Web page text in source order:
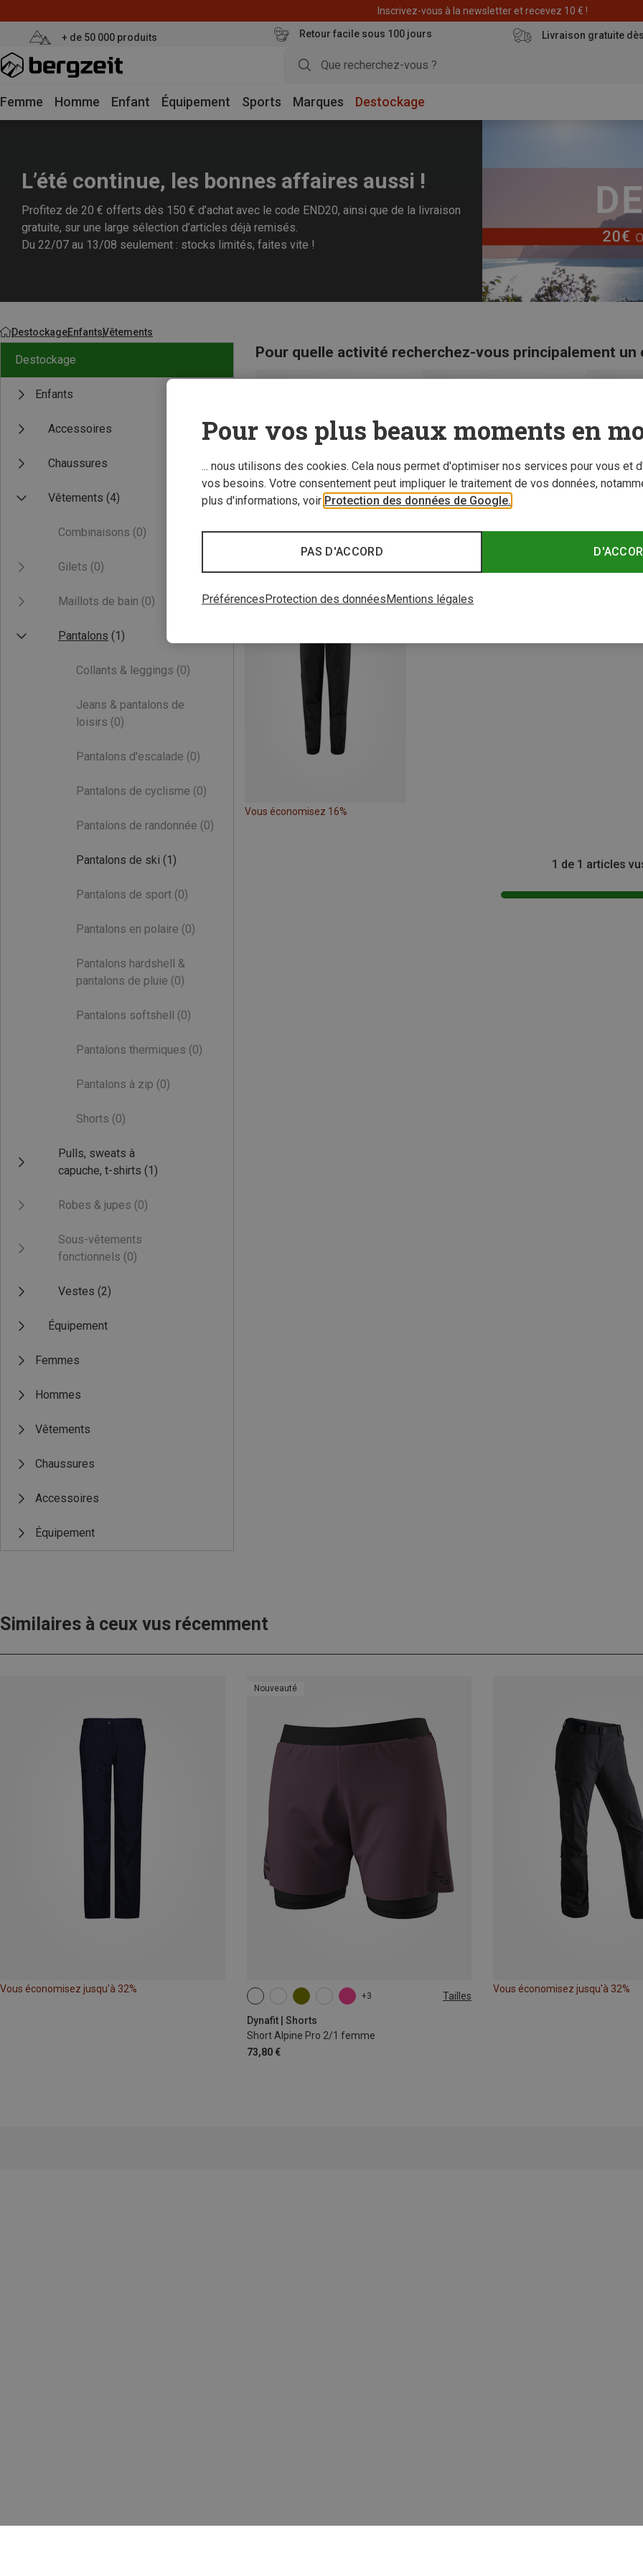
Déstockage : 20 € offerts avec le code END20
+ de 50 000 produits Retour facile sous 100 jours Livraison gratuite
Femme Homme Enfant Équipement Sports Marques Destockage
L’été continue, les bonnes affaires aussi !
Profitez de 20 € offerts dès 150 € d’achat avec le code END20, ainsi que de la livraison
gratuite, sur une large sélection d’articles déjà remisés.
Du 22/07 au 13/08 seulement : stocks limités, faites vite !
DestockageEnfantsVêtements
Destockage
Enfants
Accessoires
Chaussures
Vêtements (4)
Combinaisons (0)
Gilets (0)
Maillots de bain (0)
Pantalons (1)
Collants & leggings (0)
Jeans & pantalons de
loisirs (0)
Pantalons d'escalade (0)
Pantalons de cyclisme (0)
Pantalons de randonnée (0)
Pantalons de ski (1)
Pantalons de sport (0)
Pantalons en polaire (0)
Pantalons hardshell &
pantalons de pluie (0)
Pantalons softshell (0)
Pantalons thermiques (0)
Pantalons à zip (0)
Shorts (0)
Pulls, sweats à
capuche, t-shirts (1)
Robes & jupes (0)
Sous-vêtements
fonctionnels (0)
Vestes (2)
Équipement
Femmes
Hommes
Vêtements
Chaussures
Accessoires
Équipement
Pour quelle activité recherchez-vous principalement un
Vous économisez 16%
1 de 1 articles
Similaires à ceux vus récemment
Vous économisez jusqu'à 32%
Nouveauté
+3 Tailles
Dynafit | Shorts
Short Alpine Pro 2/1 femme
73,80 €
XS S M XL
Vous économisez jusqu'à 32%
Pour vos plus beaux moments en
... nous utilisons des cookies. Cela nous permet d'optimiser nos services pour vous et
vos besoins. Votre consentement peut impliquer le traitement de vos données,
plus d'informations, voir Protection des données de Google.
PAS D'ACCORD
PréférencesProtection des donnéesMentions légales